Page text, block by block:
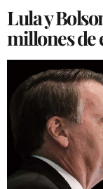
Lula y
millones de